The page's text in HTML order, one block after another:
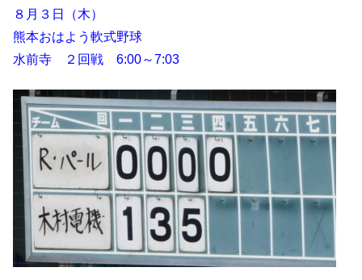
８月３日（木）
熊本おはよう軟式野球
水前寺 ２回戦 6:00～7:03